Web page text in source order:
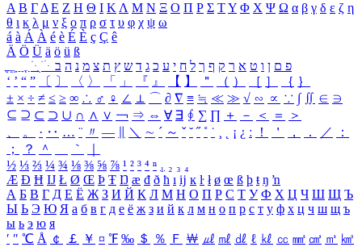
Α Β ΓΔ Ε Ζ Η Θ Ι ΚΛ Μ Ν Ξ Ο Π Ρ Σ ΤΥ Φ Χ Ψ Ω α β γ δ ε ζ η
θ ι κ λ μ ν ξ ο π ρ σ τ υ φ χ ψ ω
á à Á À é è É È ç Ç ê
Ä Ö Ü ä ö ü ß
ִֶֹ ֻּ ׁׂ פ ם ן ו ט א ר ק ף ך ל ח י ע כ ג ד ש ץ ת צ מ נ ה ב
‘ ’ “ ” 〔 〕 〈 〉 「 」 『 』 【 】 ＂ （ ） ［ ］ ｛ ｝
± × ÷ ≠ ≤ ≥ ∞ ∴ ♂ ♀ ∠ ⊥ ⌒ ∂ ∇ ≡ ≒ ≪ ≫ √ ∽ ∝ ∵ ∫ ∬ ∈ ∋
⊆ ⊇ ⊂ ⊃ ∪ ∩ ∧ ∨ ￢ ⇒ ⇔ ∀ ∃ ∮ ∑ ∏ ＋ － ＜ ＝
＞
、
。 · ‥ … ¨ 〃 ― ＼ ∼ ´ ～ ˇ ˘ ˝ ˚ ˙ ¸ ¡ ¿ ː ！ ＇ ， ． ／
：
；
？ ＾ ｀
½ ⅓ ⅔ ¼ ¾ ⅛ ⅜ ⅝ ⅞ ¹ ² ³ ⁴ ⁿ ₁ ₂ ₃ ₄
Æ Ð Ħ Ĳ Ł Ø Œ Þ Ŧ Ŋ æ đ ð ħ ı ĳ ĸ ŀ ł ø œ ß þ ŧ ŋ ŉ
А Б В Г Д Е Ё Ж З И Й К Л М Н О П Р С Т У Ф Х Ц Ч Ш Щ Ъ
Ы Ь Э Ю Я а б в г д е ё ж з и й к л м н о п р с т у ф х ц ч ш щ ъ
ы ь э ю я
′ ″ ℃ Å ￠ ￡ ￥ ¤ ℉ ‰ ＄ ％ Ｆ ￦ ㎕ ㎖ ㎗ ℓ ㎘ ㏄ ㎣ ㎤ ㎥ ㎦